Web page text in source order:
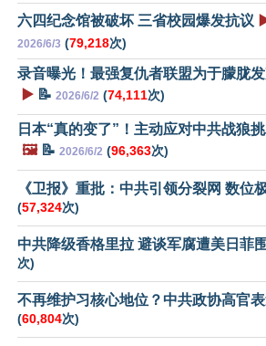
六四纪念馆被破坏 三省校园爆发抗议
2026/6/3 (79,218次)
录音曝光！最强复仇者联盟为于朦胧
▶️ 📝 2026/6/2 (74,111次)
日本“真的变了”！主动应对中共战狼
🖼️📝 2026/6/2 (96,363次)
《卫报》重批：中共引领分裂网 数位
(57,324次)
中共降级香格里拉 避谈军腐遭美日菲
次)
不再维护习核心地位？中共政协高官
(60,804次)